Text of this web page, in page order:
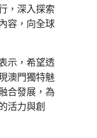
，深入探索
容，向全球
示，希望透
澳門獨特魅
合發展，為
活力與創